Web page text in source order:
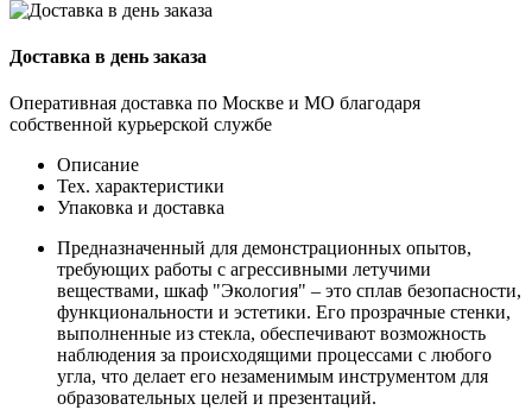
Доставка в день заказа
Оперативная доставка по Москве и МО благодаря
собственной курьерской службе
Описание
Тех. характеристики
Упаковка и доставка
Предназначенный для демонстрационных опытов,
требующих работы с агрессивными летучими
веществами, шкаф "Экология" – это сплав безопасности,
функциональности и эстетики. Его прозрачные стенки,
выполненные из стекла, обеспечивают возможность
наблюдения за происходящими процессами с любого
угла, что делает его незаменимым инструментом для
образовательных целей и презентаций.